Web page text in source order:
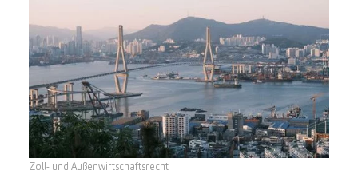
Zoll- und Außenwirtschaftsrecht